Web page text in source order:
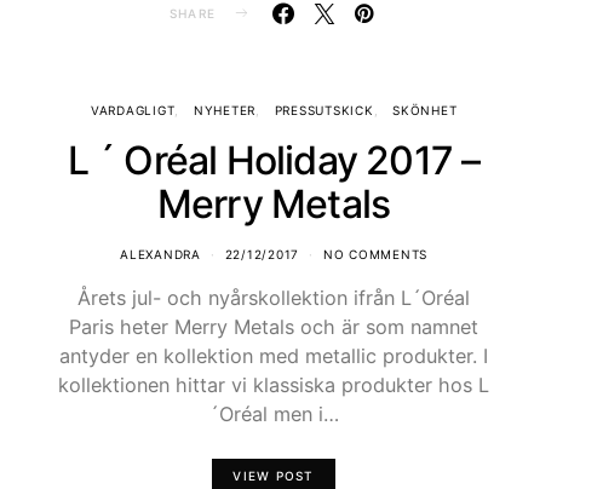
SHARE
VARDAGLIGT NYHETER PRESSUTSKICK SKÖNHET
L ´ Oréal Holiday 2017 –
Merry Metals
ALEXANDRA 22/12/2017 NO COMMENTS
Årets jul- och nyårskollektion ifrån L´Oréal
Paris heter Merry Metals och är som namnet
antyder en kollektion med metallic produkter. I
kollektionen hittar vi klassiska produkter hos L
´Oréal men i…
VIEW POST